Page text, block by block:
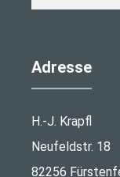
Adresse
H.-J. Krapfl
Neufeldstr. 18
82256